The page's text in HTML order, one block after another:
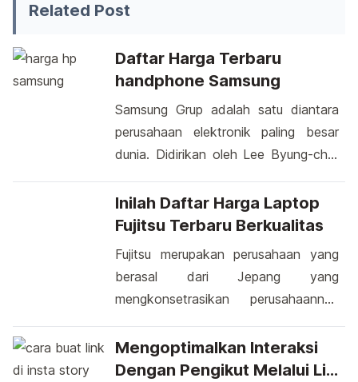
Related Post
Daftar Harga Terbaru
handphone Samsung
Samsung Grup adalah satu diantara
perusahaan elektronik paling besar
dunia. Didirikan oleh Lee Byung-chull
perusahaan ini beroperasi di 58
negara serta mempunyai kian lebih
pendapatannya yaitu US$101, 7 miliar.
Saat ini, Samsung beroperasi di 6
bagian usaha, yakni telekomunikasi
[…]
Inilah Daftar Harga Laptop
Fujitsu Terbaru Berkualitas
Fujitsu merupakan perusahaan yang
berasal dari Jepang yang
mengkonsetrasikan perusahaannya
berkualitas tinggi dan mutu yang
terbaik. Waaupun dengan begitu
Mengoptimalkan Interaksi
Dengan Pengikut Melalui Link